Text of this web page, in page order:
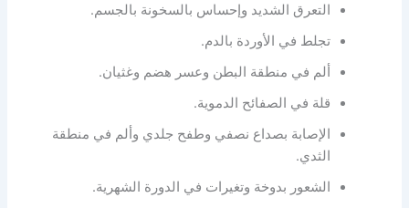
التعرق الشديد وإحساس بالسخونة بالجسم.
تجلط في الأوردة بالدم.
ألم في منطقة البطن وعسر هضم وغثيان.
قلة في الصفائح الدموية.
الإصابة بصداع نصفي وطفح جلدي وألم في منطقة
الثدي.
الشعور بدوخة وتغيرات في الدورة الشهرية.